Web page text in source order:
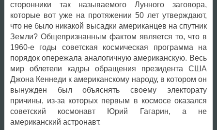
сторонники так называемого Лунного заговора,
которые вот уже на протяжении 50 лет утверждают,
что не было никакой высадки американцев на спутник
Земли? Общепризнанным фактом является то, что в
1960-е годы советская космическая программа на
порядок опережала аналогичную американскую. Весь
мир облетели кадры обращения президента США
Джона Кеннеди к американскому народу, в котором он
вынужден был объяснять своему электорату
причины, из-за которых первым в космосе оказался
советский космонавт Юрий Гагарин, а не
американский астронавт.